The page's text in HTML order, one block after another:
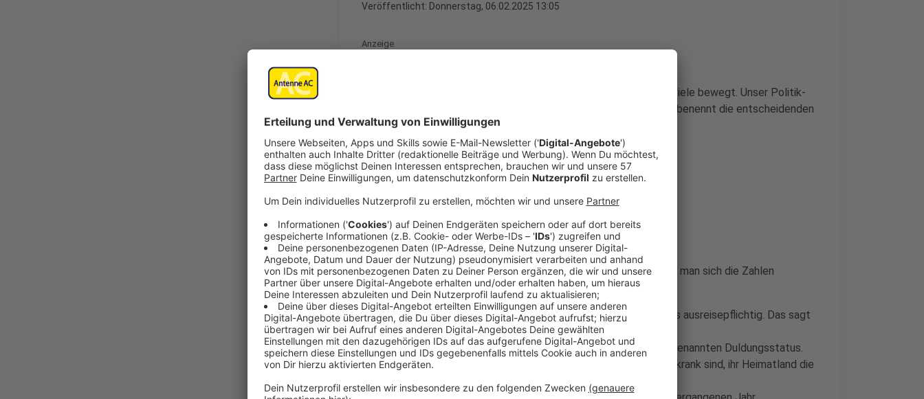
Veröffentlicht: Donnerstag, 06.02.2025 13:05
Anzeige
Migration ist das Thema, das kurz vor der Bundestagswahl 2025 viele bewegt. Unser Politik-
Experte José Narciandi stellt für euch die Fakten zusammen und benennt die entscheidenden
Fragen zu diesem Thema.
Anzeige
Fakten zum Thema Migration
Anzeige
Will man die Knackpunkte beim Thema Migration verstehen, muss man sich die Zahlen
ansehen:
221.000 - so viele Menschen waren Ende vergangenen Jahres ausreisepflichtig. Das sagt
das Bundesinnenministerium.
179.000 - so viele Menschen haben in Deutschland einen sogenannten Duldungsstatus.
Das heißt, sie können nicht abgeschoben werden, weil sie zu krank sind, ihr Heimatland die
Aufnahme verweigert oder weil dort Krieg herrscht.